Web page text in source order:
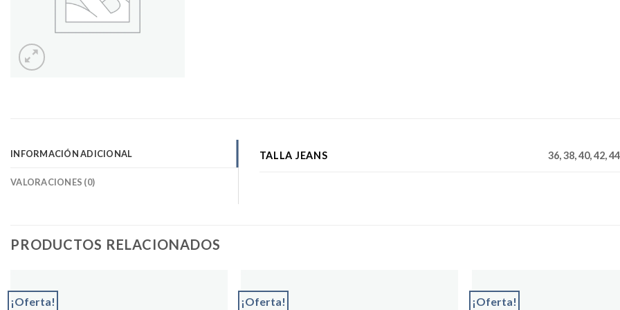
INFORMACIÓN ADICIONAL
VALORACIONES (0)
TALLA JEANS 36, 38, 40, 42,
PRODUCTOS RELACIONADOS
¡Oferta! ¡Oferta! ¡Oferta!